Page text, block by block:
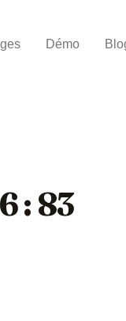
Démo
: 83